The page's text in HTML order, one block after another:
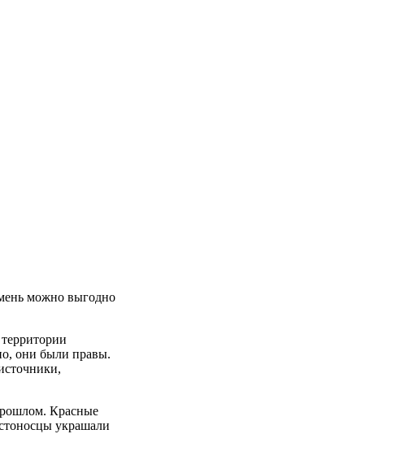
можно выгодно
они были правы.
Красные
украшали